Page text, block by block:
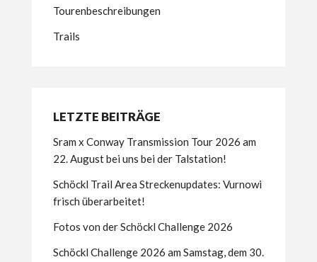
Tourenbeschreibungen
Trails
LETZTE BEITRÄGE
Sram x Conway Transmission Tour 2026 am
22. August bei uns bei der Talstation!
Schöckl Trail Area Streckenupdates: Vurnowi
frisch überarbeitet!
Fotos von der Schöckl Challenge 2026
Schöckl Challenge 2026 am Samstag, dem 30.